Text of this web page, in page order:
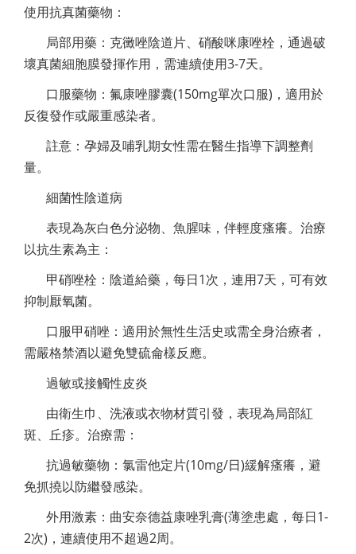
使用抗真菌藥物：
局部用藥：克黴唑陰道片、硝酸咪康唑栓，通過破
壞真菌細胞膜發揮作用，需連續使用3-7天。
口服藥物：氟康唑膠囊(150mg單次口服)，適用於
反復發作或嚴重感染者。
註意：孕婦及哺乳期女性需在醫生指導下調整劑
量。
細菌性陰道病
表現為灰白色分泌物、魚腥味，伴輕度瘙癢。治療
以抗生素為主：
甲硝唑栓：陰道給藥，每日1次，連用7天，可有效
抑制厭氧菌。
口服甲硝唑：適用於無性生活史或需全身治療者，
需嚴格禁酒以避免雙硫侖樣反應。
過敏或接觸性皮炎
由衛生巾、洗液或衣物材質引發，表現為局部紅
斑、丘疹。治療需：
抗過敏藥物：氯雷他定片(10mg/日)緩解瘙癢，避
免抓撓以防繼發感染。
外用激素：曲安奈德益康唑乳膏(薄塗患處，每日1-
2次)，連續使用不超過2周。